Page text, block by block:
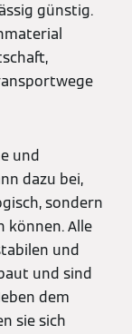
günstig.
und
dazu bei,
sondern
können. Alle
und
und sind
dem
sie sich